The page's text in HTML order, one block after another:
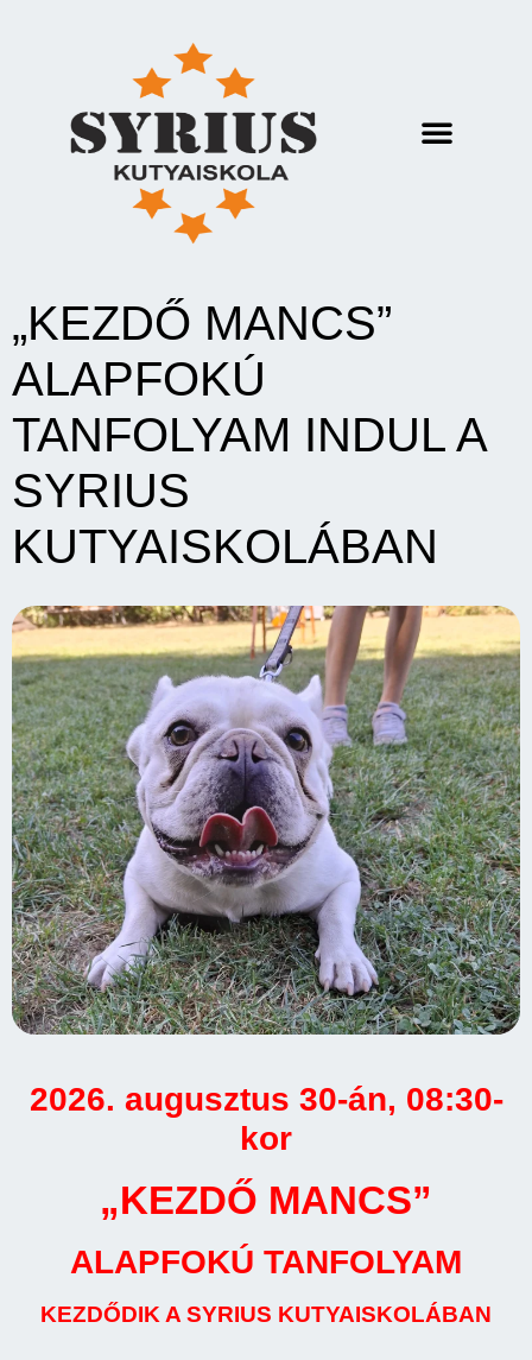
„KEZDŐ MANCS”
ALAPFOKÚ
TANFOLYAM INDUL A
SYRIUS
KUTYAISKOLÁBAN
2026. augusztus 30-án, 08:30-
kor
„KEZDŐ MANCS”
ALAPFOKÚ TANFOLYAM
KEZDŐDIK A SYRIUS KUTYAISKOLÁBAN